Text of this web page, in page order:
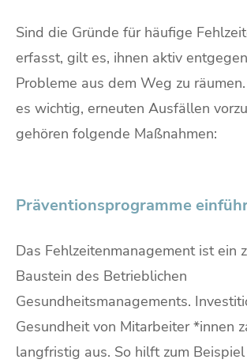
Sind die Gründe für häufige
erfasst, gilt es, ihnen aktiv
Probleme aus dem Weg zu
es wichtig, erneuten Ausfällen
gehören folgende Maßnahmen:
Präventionsprogramme
Das Fehlzeitenmanagement ist ein
Baustein des Betrieblichen
Gesundheitsmanagements.
Gesundheit von Mitarbeiter *innen
langfristig aus. So hilft zum